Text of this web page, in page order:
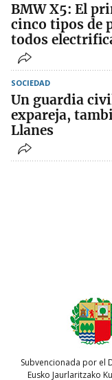
BMW X5: El
cinco tipos de
todos
SOCIEDAD
Un guardia
expareja,
Llanes
Subvencionada por el
Eusko Jaurlaritzako